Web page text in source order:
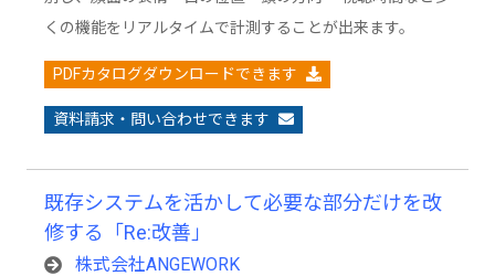
くの機能をリアルタイムで計測することが出来ます。
PDFカタログダウンロードできます
資料請求・問い合わせできます
既存システムを活かして必要な部分だけを改
修する「Re:改善」
株式会社ANGEWORK